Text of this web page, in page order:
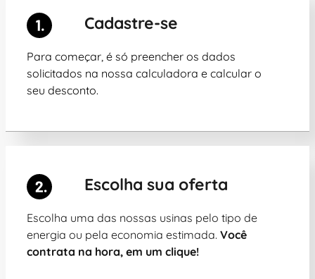
Cadastre-se
Para começar, é só preencher os dados
solicitados na nossa calculadora e calcular o
seu desconto.
Escolha sua oferta
Escolha uma das nossas usinas pelo tipo de
energia ou pela economia estimada. Você
contrata na hora, em um clique!